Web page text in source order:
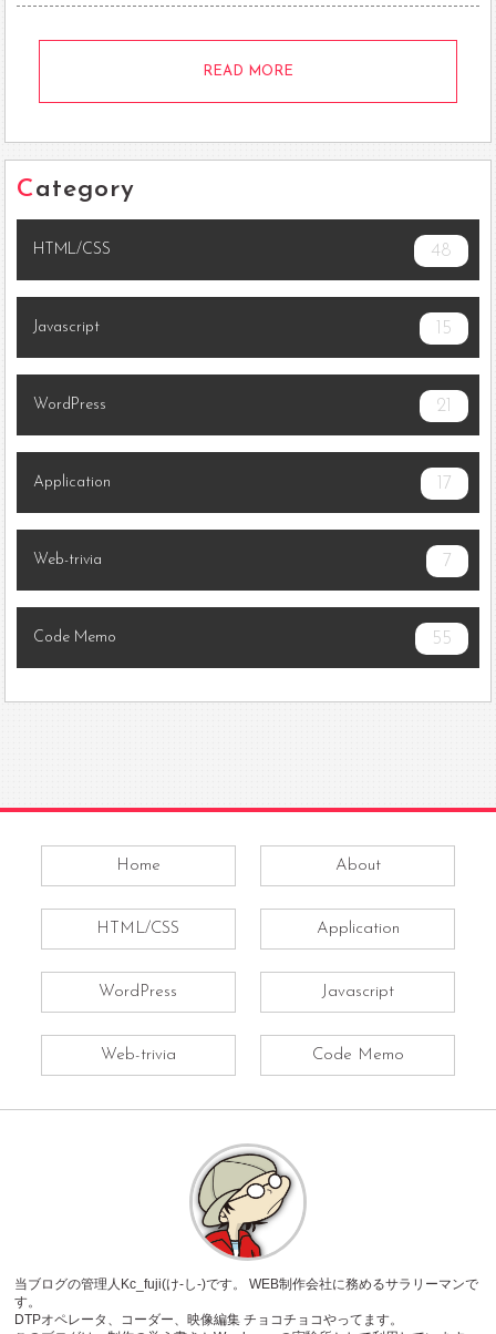
READ MORE
Category
HTML/CSS 48
Javascript 15
WordPress 21
Application 17
Web-trivia 7
Code Memo 55
Home About
HTML/CSS Application
WordPress Javascript
Web-trivia Code Memo
当ブログの管理人Kc_fuji(け-し-)です。 WEB制作会社に務めるサラリーマンで
す。
DTPオペレータ、コーダー、映像編集 チョコチョコやってます。